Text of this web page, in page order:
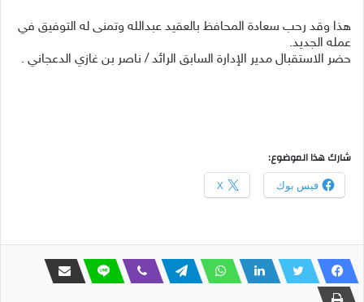
هذا وقد رحب سعادة المحافظ بالعقيد عبدالله وتمنى له التوفيق في
عمله الجديد.
حضر الاستقبال مدير الإدارة السابق الرائد / ناصر بن غازي الدعجاني .
شارك هذا الموضوع:
فيس بوك X